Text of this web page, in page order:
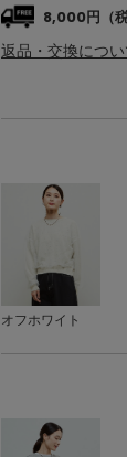
8,000円（
返品・交換につい
オフホワイト